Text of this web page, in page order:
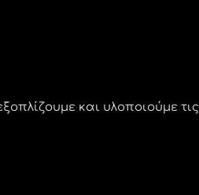
και υλοποιούμε τις